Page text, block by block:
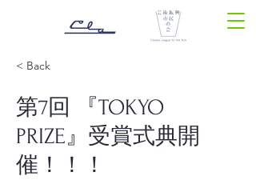
< Back
第7回 『TOKYO
PRIZE』受賞式典開
催！！！